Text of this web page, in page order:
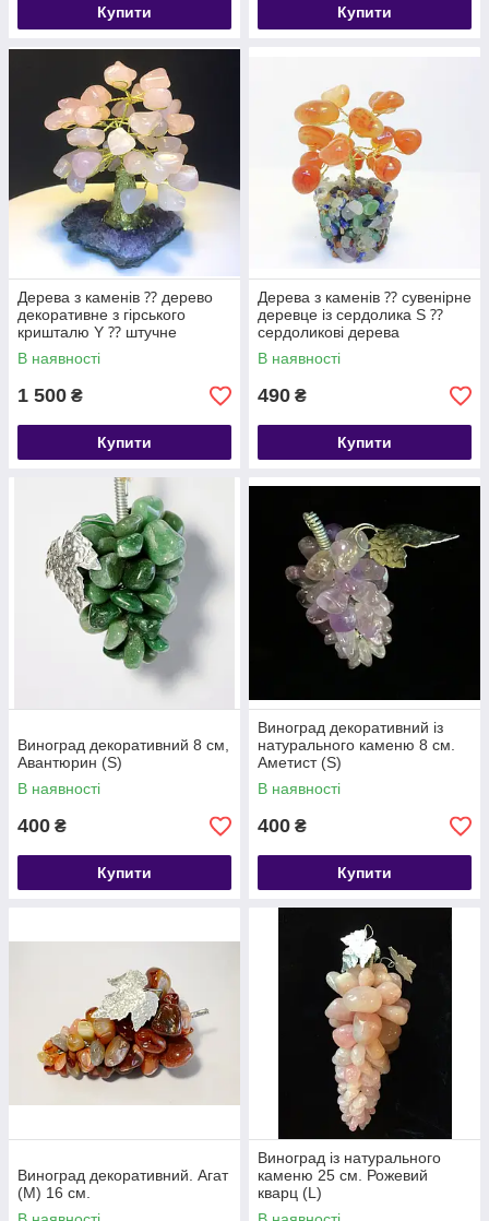
Купити Купити
Дерева з каменів ⁇ дерево
декоративне з гірського
кришталю Y ⁇ штучне
дерево
В наявності
1 500 ₴
Купити
Дерева з каменів ⁇ сувенірне
деревце із сердолика S ⁇
сердоликові дерева
В наявності
490 ₴
Купити
Виноград декоративний 8 см,
Авантюрин (S)
В наявності
400 ₴
Купити
Виноград декоративний із
натурального каменю 8 см.
Аметист (S)
В наявності
400 ₴
Купити
Виноград декоративний. Агат
(М) 16 см.
Виноград із натурального
каменю 25 см. Рожевий
кварц (L)